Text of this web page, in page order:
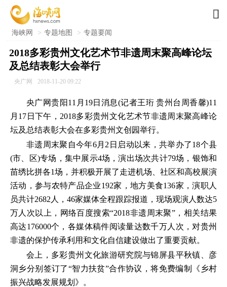

海峡网 > 专题地图 > 专题要闻
2018多彩贵州文化艺术节非遗周末聚高峰论坛
及总结表彰大会举行
央广网 2018-11-20 09:22
央广网贵阳11月19日消息(记者王珩 贵州台周香馨)11
月17日下午，2018多彩贵州文化艺术节非遗周末聚高峰论
坛及总结表彰大会在多彩贵州文创园举行。
非遗周末聚自今年6月2日启动以来，共举办了18个县
(市、区)专场，集中展示4场，演出场次共计79场，银饰和
苗绣比拼各1场，并积极开展了走进机场、社区和高校展演
活动，参与农特产品企业192家，地方美食136家，演职人
员共计2682人，46家媒体全程跟踪报道，现场观演人数达5
万人次以上，网络百度搜索“2018非遗周末聚”，相关结果
高达176000个，各媒体稿件阅读量达数千万人次，对贵州
非遗的保护传承利用和文化自信建设做出了重要贡献。
会上，多彩贵州文化旅游研究院与锦屏县平秋镇、彦
洞乡分别签订了“智力扶贫”合作协议，将免费编制《乡村
振兴战略发展规划》。